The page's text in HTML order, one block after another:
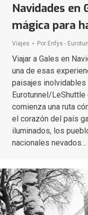
Navidades en
mágica para
Viajes Por Enfys -
Viajar a Gales en
una de esas
paisajes inolvidables
Eurotunnel/
comienza una ruta
el corazón del país
iluminados, los
nacionales nevados…